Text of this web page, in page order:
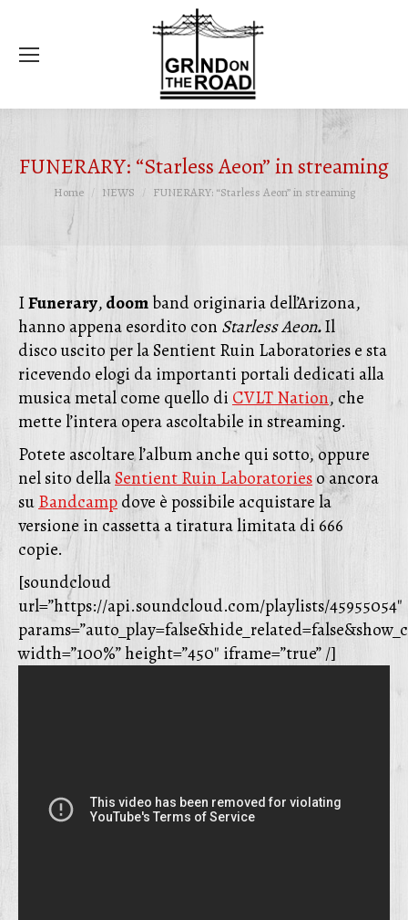
FUNERARY: “Starless Aeon” in streaming
Tu sei qui:
Home NEWS FUNERARY: “Starless Aeon” in streaming
IFunerary,doomband originaria dell’Arizona,
hanno appena esordito con Starless Aeon.Il
discouscito per la Sentient Ruin Laboratories e sta
ricevendo elogi da importanti portali dedicati alla
musica metal come quello di CVLT Nation, che
mette l’intera opera ascoltabile in streaming.
Potete ascoltare l’album anche qui sotto, oppure
nel sito dellaSentient Ruin Laboratorieso ancora
suBandcampdove è possibile acquistare la
versione in cassetta a tiratura limitata di 666
copie.
[soundcloud
url=”https://api.soundcloud.com/playlists/45955054″
width=”100%” height=”450″ iframe=”true” /]